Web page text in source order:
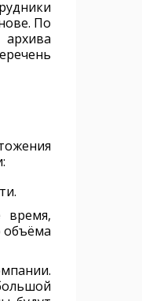
По
время,
объёма